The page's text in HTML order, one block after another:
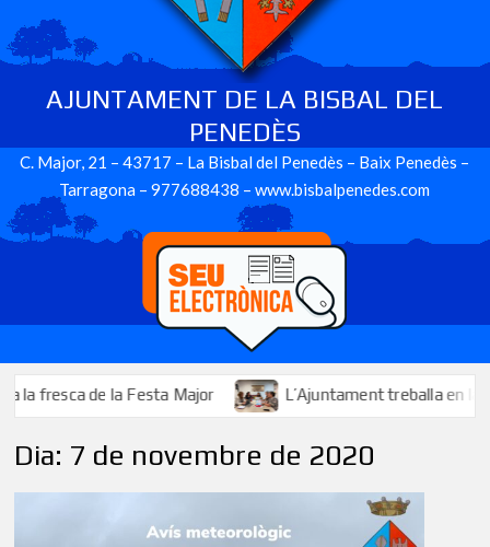
AJUNTAMENT DE LA BISBAL DEL
PENEDÈS
C. Major, 21 – 43717 – La Bisbal del Penedès – Baix Penedès –
Tarragona – 977688438 – www.bisbalpenedes.com
de la Festa Major L’Ajuntament treballa en la
Dia: 7 de novembre de 2020